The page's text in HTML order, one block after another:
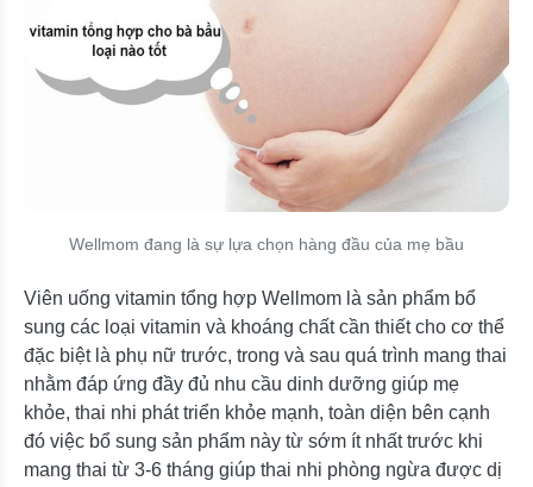
Wellmom đang là sự lựa chọn hàng đầu của mẹ bầu
Viên uống vitamin tổng hợp Wellmom là sản phẩm bổ
sung các loại vitamin và khoáng chất cần thiết cho cơ thể
đặc biệt là phụ nữ trước, trong và sau quá trình mang thai
nhằm đáp ứng đầy đủ nhu cầu dinh dưỡng giúp mẹ
khỏe, thai nhi phát triển khỏe mạnh, toàn diện bên cạnh
đó việc bổ sung sản phẩm này từ sớm ít nhất trước khi
mang thai từ 3-6 tháng giúp thai nhi phòng ngừa được dị